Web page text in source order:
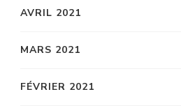
AVRIL 2021
MARS 2021
FÉVRIER 2021